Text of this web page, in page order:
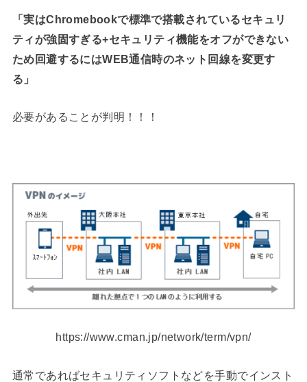
「実はChromebookで標準で搭載されているセキュリ
ティが強固すぎる+セキュリティ機能をオフができない
ため回避するにはWEB通信時のネット回線を変更す
る」
必要があることが判明！！！
https://www.cman.jp/network/term/vpn/
通常であればセキュリティソフトなどを手動でインスト